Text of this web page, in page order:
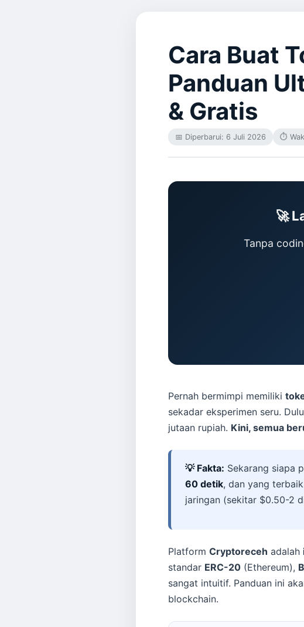
Cara Buat
Panduan
& Gratis
📅 Diperbarui: 6 Juli 2026 ⏱️
🚀
Tanpa
Pernah bermimpi memiliki
sekadar eksperimen seru.
jutaan rupiah. Kini, semua
💡 Fakta: Sekarang siapa
60 detik, dan yang
jaringan (sekitar $0.50-2
Platform Cryptoreceh adalah
standar ERC-20 (Ethereum),
sangat intuitif. Panduan ini
blockchain.